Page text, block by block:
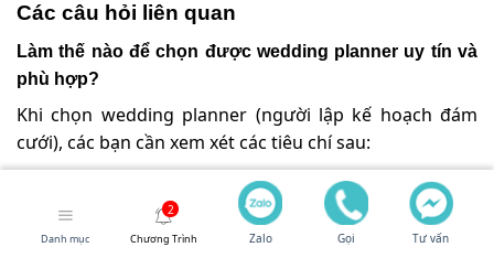
Các câu hỏi liên quan
Làm thế nào để chọn được wedding planner uy tín và
phù hợp?
Khi chọn wedding planner (người lập kế hoạch đám
cưới), các bạn cần xem xét các tiêu chí sau:
Ưu tiên những người có kinh nghiệm tổ
chức tiệc cưới kiểu tây.
Danh mục Chương Trình Zalo Gọi Tư vấn